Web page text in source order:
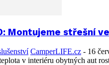
Montujeme střešní
CamperLIFE.cz - 16
v interiéru obytných aut